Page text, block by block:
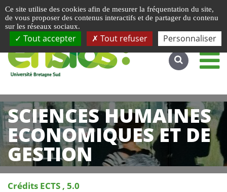
Accéder au site complet
SCIENCES HUMAINES
ECONOMIQUES ET DE
GESTION
Crédits ECTS 5.0
Ce site utilise des cookies afin de mesurer la fréquentation du site,
de vous proposer des contenus interactifs et de partager du contenu
sur les réseaux sociaux.
Tout accepter Tout refuser Personnaliser